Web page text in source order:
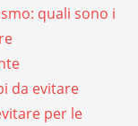
quali sono i
da evitare
per le